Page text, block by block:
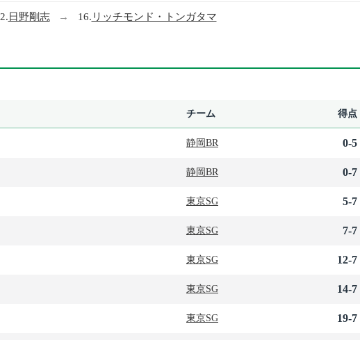
2.日野剛志 → 16. リッチモンド・トンガタマ
チーム 得点
静岡BR 0-5
静岡BR 0-7
東京SG 5-7
東京SG 7-7
東京SG 12-7
東京SG 14-7
東京SG 19-7